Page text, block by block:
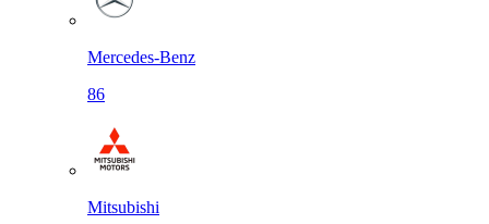
Mercedes-Benz
86
Mitsubishi